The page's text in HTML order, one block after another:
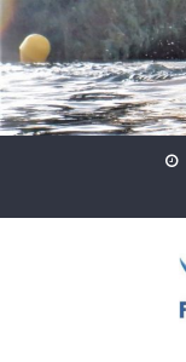
Skip to content